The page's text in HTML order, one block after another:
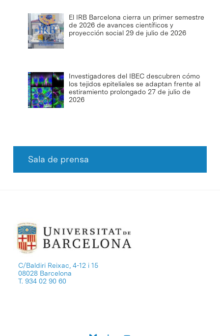
El IRB Barcelona cierra un primer semestre
de 2026 de avances científicos y
proyección social 29 de julio de 2026
Investigadores del IBEC descubren cómo
los tejidos epiteliales se adaptan frente al
estiramiento prolongado 27 de julio de
2026
Sala de prensa
C/Baldiri Reixac, 4-12 i 15
08028 Barcelona
T. 934 02 90 60